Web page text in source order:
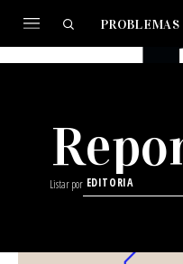
Listar por